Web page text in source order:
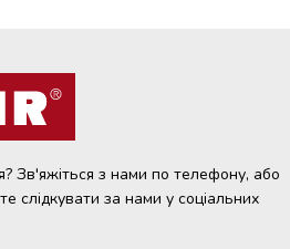
Зв'яжіться з нами по телефону, або
слідкувати за нами у соціальних